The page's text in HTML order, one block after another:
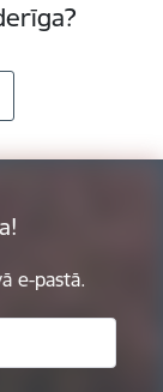
e-pastā.